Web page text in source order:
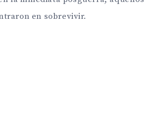
en sobrevivir.